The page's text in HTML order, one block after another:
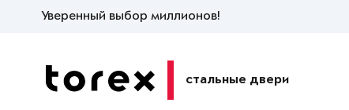
Уверенный выбор миллионов!
стальные двери